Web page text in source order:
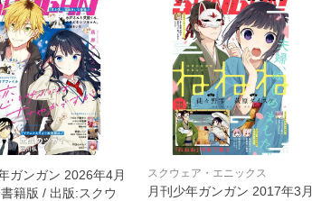
ガンガン 2026年4月
籍版 / 出版:スクウ
スクウェア・エニックス
月刊少年ガンガン 2017年3月